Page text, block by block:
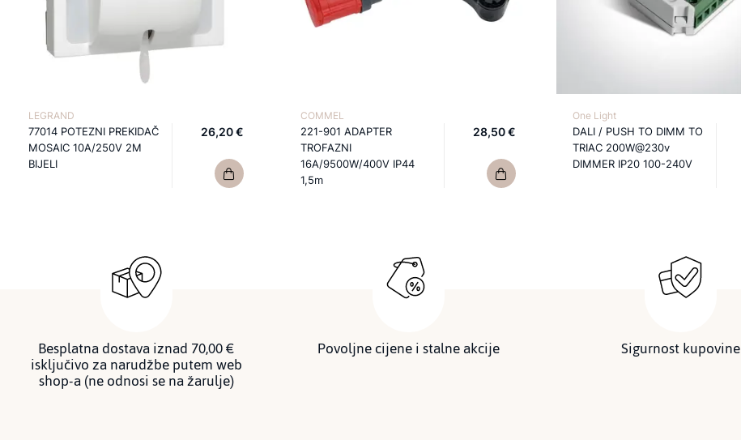
LEGRAND
77014 POTEZNI PREKIDAČ
MOSAIC 10A/250V 2M
BIJELI
26,20 €
COMMEL
221-901 ADAPTER
TROFAZNI
16A/9500W/400V IP44
1,5m
28,50 €
One Light
DALI / PUSH TO DIMM TO
TRIAC 200W@230v
DIMMER IP20 100-240V
Besplatna dostava iznad 70,00 €
isključivo za narudžbe putem web
shop-a (ne odnosi se na žarulje)
Povoljne cijene i stalne akcije Sigurnost kupovine